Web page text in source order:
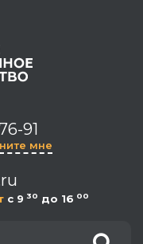
91
мне
c 9 30 до 16 00